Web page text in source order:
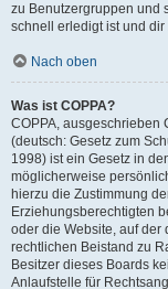
zu Benutzergruppen und
schnell erledigt ist und
Nach oben
Was ist COPPA?
COPPA, ausgeschrieben
(deutsch: Gesetz zum
1998) ist ein Gesetz in
möglicherweise
hierzu die Zustimmung
Erziehungsberechtigten
oder die Website, auf der
rechtlichen Beistand zu
Besitzer dieses Boards
Anlaufstelle für